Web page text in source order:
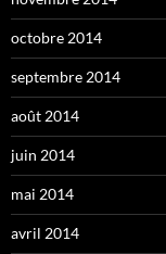
octobre 2014
septembre 2014
août 2014
juin 2014
mai 2014
avril 2014